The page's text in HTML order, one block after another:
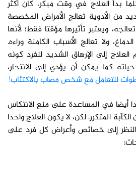
بدأ العلاج في وقت مبكر، كان أكثر
من الأدوية تعالج الأمراض المخصصة
ويعتبر تأثيرها مؤقتا فقط؛ لأنها
ولا تعالج الأسباب الكامنة وراءه.
إلى الإرهاق الشديد للفرد كونه
كما يمكن أن يؤدي إلى الانتحار،
أيضا في المساعدة على منع الانتكاس
المتكرر. لكن، لا يكون العلاج واحدا
النظر إلى خصائص وأعراض كل فرد على